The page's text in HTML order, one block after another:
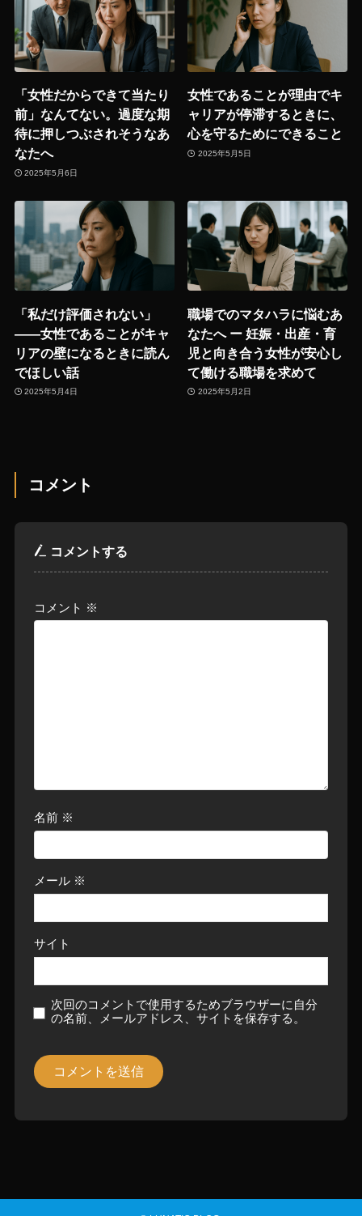
「女性だからできて当たり
前」なんてない。過度な期
待に押しつぶされそうなあ
なたへ
2025年5月6日
女性であることが理由でキ
ャリアが停滞するときに、
心を守るためにできること
2025年5月5日
「私だけ評価されない」
——女性であることがキャ
リアの壁になるときに読ん
でほしい話
2025年5月4日
職場でのマタハラに悩むあ
なたへ ー 妊娠・出産・育
児と向き合う女性が安心し
て働ける職場を求めて
2025年5月2日
コメント
コメントする
コメント ※
名前 ※
メール ※
サイト
次回のコメントで使用するためブラウザーに自分
の名前、メールアドレス、サイトを保存する。